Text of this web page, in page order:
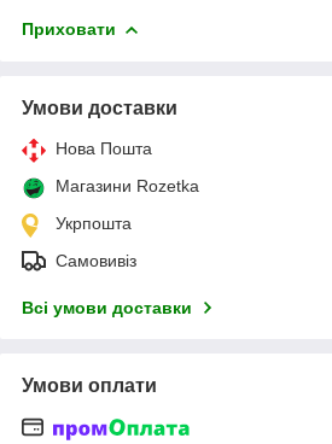
Приховати
Умови доставки
Нова Пошта
Магазини Rozetka
Укрпошта
Самовивіз
Всі умови доставки
Умови оплати